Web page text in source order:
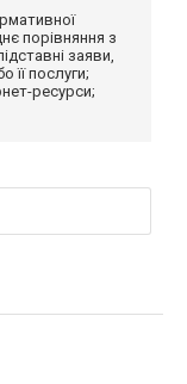
порівняння з
заяви,
її послуги;
ресурси;